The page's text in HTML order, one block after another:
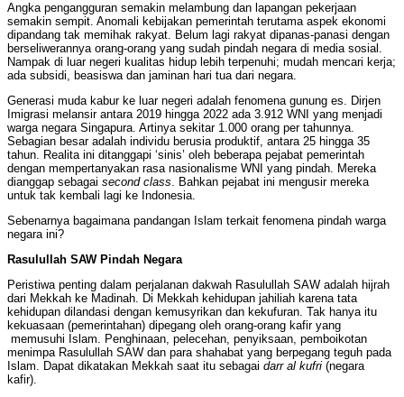
Angka pengangguran semakin melambung dan lapangan pekerjaan
semakin sempit. Anomali kebijakan pemerintah terutama aspek ekonomi
dipandang tak memihak rakyat. Belum lagi rakyat dipanas-panasi dengan
berseliwerannya orang-orang yang sudah pindah negara di media sosial.
Nampak di luar negeri kualitas hidup lebih terpenuhi; mudah mencari kerja;
ada subsidi, beasiswa dan jaminan hari tua dari negara.
Generasi muda kabur ke luar negeri adalah fenomena gunung es. Dirjen
Imigrasi melansir antara 2019 hingga 2022 ada 3.912 WNI yang menjadi
warga negara Singapura. Artinya sekitar 1.000 orang per tahunnya.
Sebagian besar adalah individu berusia produktif, antara 25 hingga 35
tahun. Realita ini ditanggapi ‘sinis’ oleh beberapa pejabat pemerintah
dengan mempertanyakan rasa nasionalisme WNI yang pindah. Mereka
dianggap sebagai second class. Bahkan pejabat ini mengusir mereka
untuk tak kembali lagi ke Indonesia.
Sebenarnya bagaimana pandangan Islam terkait fenomena pindah warga
negara ini?
Rasulullah SAW Pindah Negara
Peristiwa penting dalam perjalanan dakwah Rasulullah SAW adalah hijrah
dari Mekkah ke Madinah. Di Mekkah kehidupan jahiliah karena tata
kehidupan dilandasi dengan kemusyrikan dan kekufuran. Tak hanya itu
kekuasaan (pemerintahan) dipegang oleh orang-orang kafir yang
memusuhi Islam. Penghinaan, pelecehan, penyiksaan, pemboikotan
menimpa Rasulullah SAW dan para shahabat yang berpegang teguh pada
Islam. Dapat dikatakan Mekkah saat itu sebagai darr al kufri (negara
kafir).